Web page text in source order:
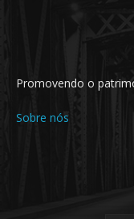
Promovendo o
Sobre nós